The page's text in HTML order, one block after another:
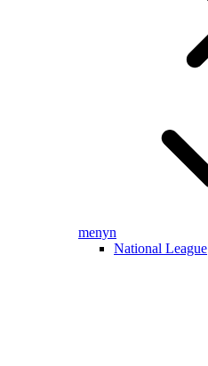
menyn
National League